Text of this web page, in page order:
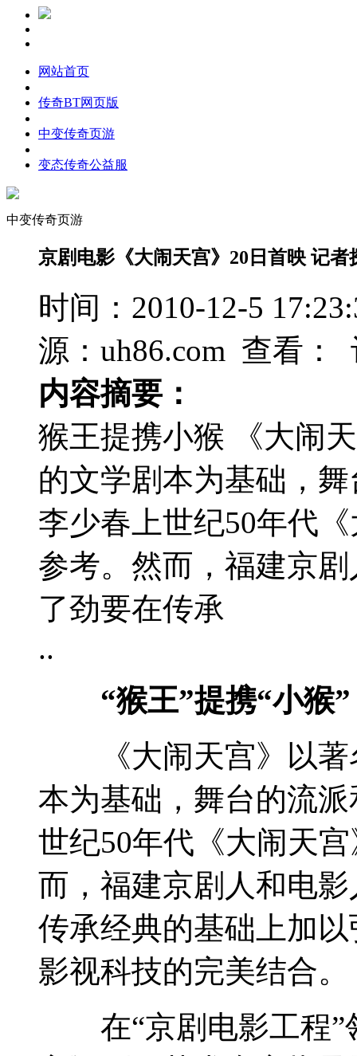
网站首页
传奇BT网页版
中变传奇页游
变态传奇公益服
中变传奇页游
京剧电影《大闹天宫》20日首映 记者
时间：2010-12-5
源：uh86.com 查看：
内容摘要：
猴王提携小猴 《大闹
的文学剧本为基础，
李少春上世纪50年代
参考。然而，福建京
了劲要在传承
..
“猴王”提携“小猴”
《大闹天宫》以著
本为基础，舞台的流
世纪50年代《大闹天
而，福建京剧人和电
传承经典的基础上加
影视科技的完美结合。
在“京剧电影工程”